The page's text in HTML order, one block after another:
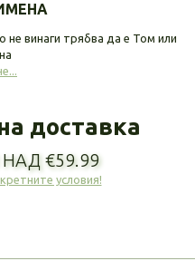
винаги трябва да е Том или
доставка
€59.99
условия!